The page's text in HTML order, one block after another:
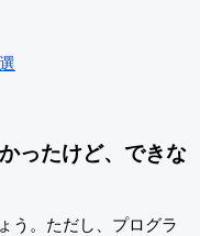
ったけど、できな
う。ただし、プログラ